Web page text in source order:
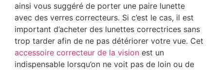
ainsi vous suggéré de porter une paire lunette
avec des verres correcteurs. Si c’est le cas, il est
important d’acheter des lunettes correctrices sans
trop tarder afin de ne pas détériorer votre vue. Cet
accessoire correcteur de la vision est un
indispensable lorsqu’on ne voit pas de loin ou de